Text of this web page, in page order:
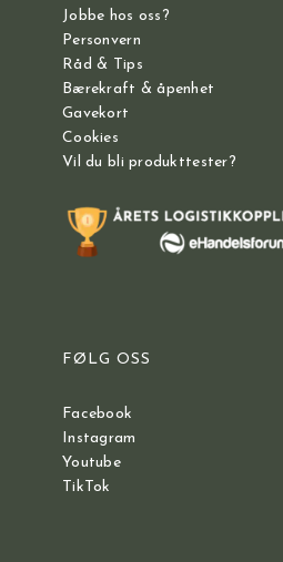
Jobbe hos oss?
Personvern
Råd & Tips
Bærekraft & åpenhet
Gavekort
Cookies
Vil du bli produkttester?
FØLG OSS
Facebook
Instagram
Youtube
TikTok